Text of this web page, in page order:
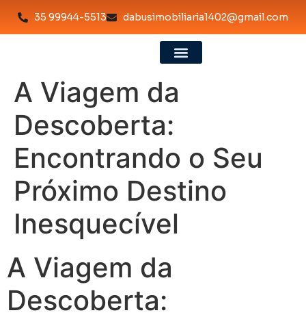
35 99944-5513 dabusimobiliaria1402@gmail.com
A Viagem da
Descoberta:
Encontrando o Seu
Próximo Destino
Inesquecível
A Viagem da
Descoberta: